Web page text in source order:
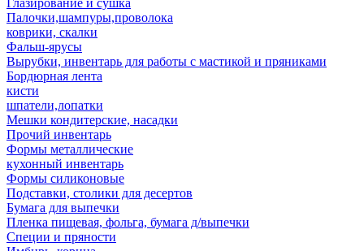
Глазирование и сушка
Палочки,шампуры,проволока
коврики, скалки
Фальш-ярусы
Вырубки, инвентарь для работы с мастикой и пряниками
Бордюрная лента
кисти
шпатели,лопатки
Мешки кондитерские, насадки
Прочий инвентарь
Формы металлические
кухонный инвентарь
Формы силиконовые
Подставки, столики для десертов
Бумага для выпечки
Пленка пищевая, фольга, бумага д/выпечки
Специи и пряности